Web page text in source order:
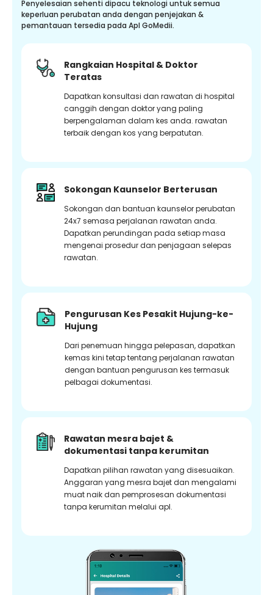
Penyelesaian sehenti dipacu teknologi untuk semua
keperluan perubatan anda dengan penjejakan &
pemantauan tersedia pada Apl GoMedii.
Rangkaian Hospital & Doktor
Teratas
Dapatkan konsultasi dan rawatan di hospital
canggih dengan doktor yang paling
berpengalaman dalam kes anda. rawatan
terbaik dengan kos yang berpatutan.
Sokongan Kaunselor Berterusan
Sokongan dan bantuan kaunselor perubatan
24x7 semasa perjalanan rawatan anda.
Dapatkan perundingan pada setiap masa
mengenai prosedur dan penjagaan selepas
rawatan.
Pengurusan Kes Pesakit Hujung-ke-
Hujung
Dari penemuan hingga pelepasan, dapatkan
kemas kini tetap tentang perjalanan rawatan
dengan bantuan pengurusan kes termasuk
pelbagai dokumentasi.
Rawatan mesra bajet &
dokumentasi tanpa kerumitan
Dapatkan pilihan rawatan yang disesuaikan.
Anggaran yang mesra bajet dan mengalami
muat naik dan pemprosesan dokumentasi
tanpa kerumitan melalui apl.